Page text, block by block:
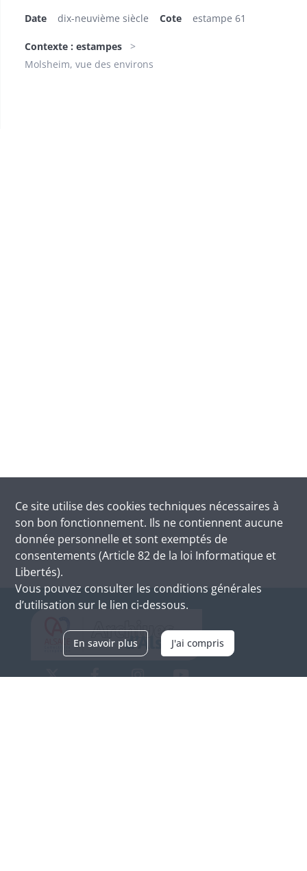
Date dix-neuvième siècle Cote estampe 61
Contexte : estampes
Molsheim, vue des environs
Ce site utilise des cookies techniques nécessaires à
son bon fonctionnement. Ils ne contiennent aucune
donnée personnelle et sont exemptés de
consentements (Article 82 de la loi Informatique et
Libertés).
Vous pouvez consulter les conditions générales
d’utilisation sur le lien ci-dessous.
En savoir plus J'ai compris